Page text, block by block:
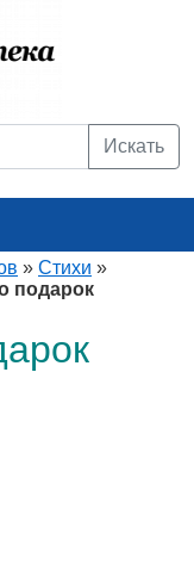
Искать
» Стихи »
подарок